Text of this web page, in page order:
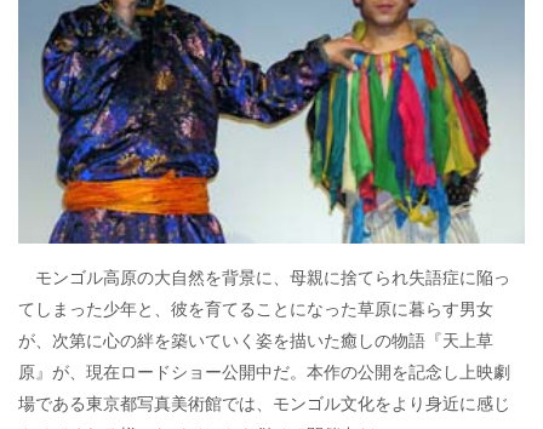
モンゴル高原の大自然を背景に、母親に捨てられ失語症に陥っ
てしまった少年と、彼を育てることになった草原に暮らす男女
が、次第に心の絆を築いていく姿を描いた癒しの物語『天上草
原』が、現在ロードショー公開中だ。本作の公開を記念し上映劇
場である東京都写真美術館では、モンゴル文化をより身近に感じ